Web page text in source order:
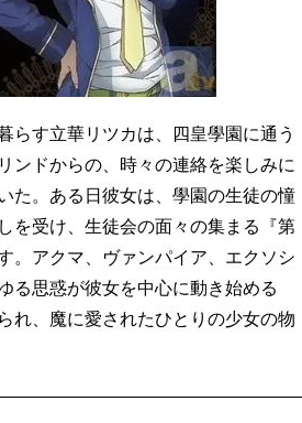
らす立華リツカは、四皇學園に通う
ンドからの、時々の連絡を楽しみに
た。ある日彼女は、學園の生徒の憧
を受け、生徒会の面々の集まる『第
。アクマ、ヴァンパイア、エクソシ
る思惑が彼女を中心に動き始める
、魔に愛されたひとりの少女の物
TVアニメ『戦隊大失格』
radio 大直会 2nd season